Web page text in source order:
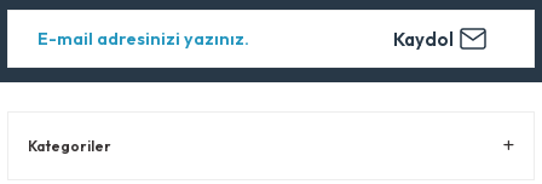
Kaydol
Kategoriler